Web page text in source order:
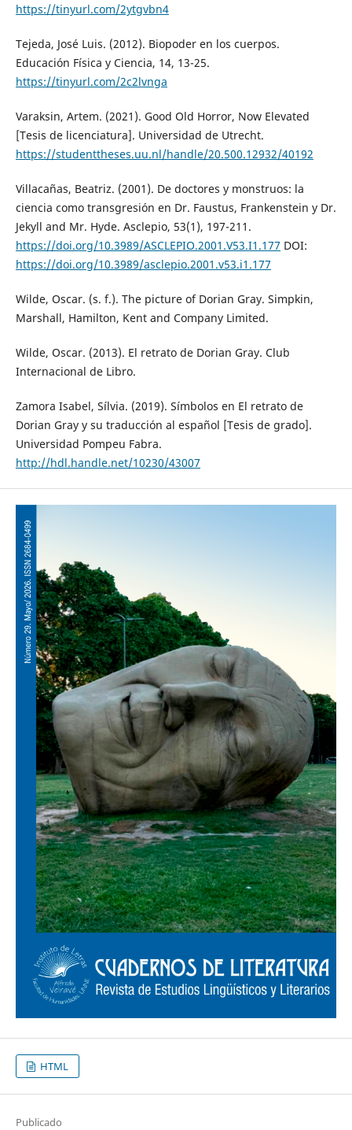
https://tinyurl.com/2ytgvbn4
Tejeda, José Luis. (2012). Biopoder en los cuerpos.
Educación Física y Ciencia, 14, 13-25.
https://tinyurl.com/2c2lvnga
Varaksin, Artem. (2021). Good Old Horror, Now Elevated
[Tesis de licenciatura]. Universidad de Utrecht.
https://studenttheses.uu.nl/handle/20.500.12932/40192
Villacañas, Beatriz. (2001). De doctores y monstruos: la
ciencia como transgresión en Dr. Faustus, Frankenstein y Dr.
Jekyll and Mr. Hyde. Asclepio, 53(1), 197-211.
https://doi.org/10.3989/ASCLEPIO.2001.V53.I1.177 DOI:
https://doi.org/10.3989/asclepio.2001.v53.i1.177
Wilde, Oscar. (s. f.). The picture of Dorian Gray. Simpkin,
Marshall, Hamilton, Kent and Company Limited.
Wilde, Oscar. (2013). El retrato de Dorian Gray. Club
Internacional de Libro.
Zamora Isabel, Sílvia. (2019). Símbolos en El retrato de
Dorian Gray y su traducción al español [Tesis de grado].
Universidad Pompeu Fabra.
http://hdl.handle.net/10230/43007
HTML
Publicado